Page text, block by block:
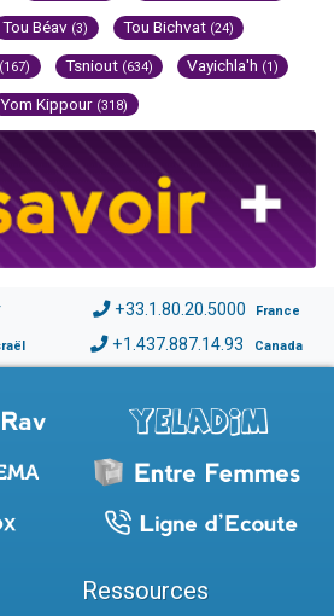
Tou Béav (3) Tou Bichvat (24)
(167) Tsniout (634) Vayichla'h (1)
Yom Kippour (318)
+33.1.80.20.5000 France
+1.437.887.14.93 Canada
Ressources